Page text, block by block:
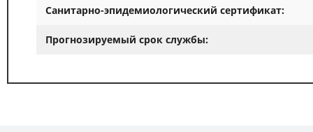
Санитарно-эпидемиологический сертификат:
Прогнозируемый срок службы: